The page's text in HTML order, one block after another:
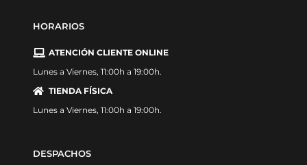
HORARIOS
ATENCIÓN CLIENTE ONLINE
Lunes a Viernes, 11:00h a 19:00h.
TIENDA FÍSICA
Lunes a Viernes, 11:00h a 19:00h.
DESPACHOS